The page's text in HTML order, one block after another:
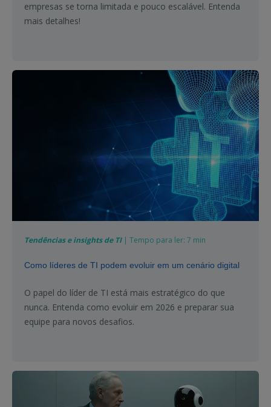
empresas se torna limitada e pouco escalável. Entenda
mais detalhes!
Tendências e insights de TI| Tempo para ler: 7 min
Como líderes de TI podem evoluir em um cenário digital
O papel do líder de TI está mais estratégico do que
nunca. Entenda como evoluir em 2026 e preparar sua
equipe para novos desafios.